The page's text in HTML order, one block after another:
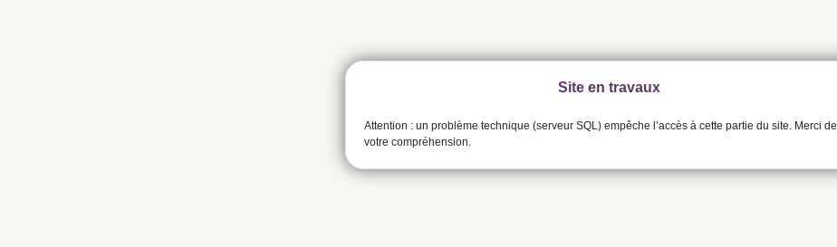
Site en travaux
Attention : un problème technique (serveur SQL) empêche l’accès à cette partie du site. Merci de
votre compréhension.